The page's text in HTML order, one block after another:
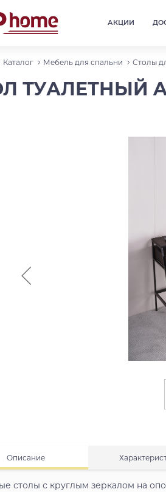
АКЦИИ
Каталог Мебель для спальни Столы
ТУАЛЕТНЫЙ
Описание
столы с круглым зеркалом на